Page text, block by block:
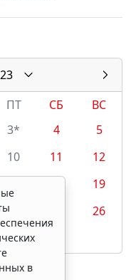
ПТ СБ
ВС
3* 4
5
10 11
12
19
24
26
в